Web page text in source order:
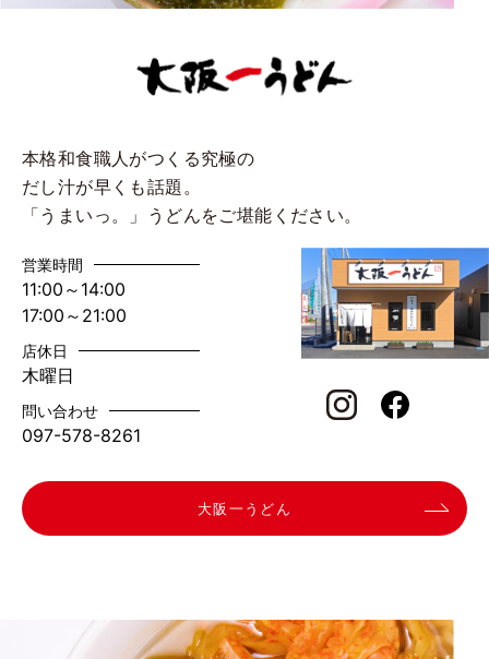
本格和食職人がつくる究極の
だし汁が早くも話題。
「うまいっ。」うどんをご堪能ください。
営業時間
11:00～14:00
17:00～21:00
店休日
木曜日
問い合わせ
097-578-8261
大阪一うどん